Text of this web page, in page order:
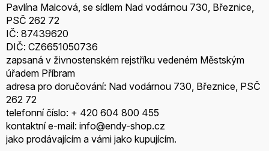
Pavlína Malcová, se sídlem Nad vodárnou 730, Březnice,
PSČ 262 72
IČ: 87439620
DIČ: CZ6651050736
zapsaná v živnostenském rejstříku vedeném Městským
úřadem Příbram
adresa pro doručování: Nad vodárnou 730, Březnice, PSČ
262 72
telefonní číslo: + 420 604 800 455
kontaktní e-mail: info@endy-shop.cz
jako prodávajícím a vámi jako kupujícím.